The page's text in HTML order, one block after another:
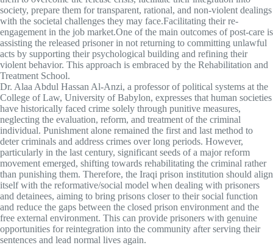
society, prepare them for transparent, rational, and non-violent dealings
with the societal challenges they may face.Facilitating their re-
engagement in the job market.One of the main outcomes of post-care is
assisting the released prisoner in not returning to committing unlawful
acts by supporting their psychological building and refining their
violent behavior. This approach is embraced by the Rehabilitation and
Treatment School.
Dr. Alaa Abdul Hassan Al-Anzi, a professor of political systems at the
College of Law, University of Babylon, expresses that human societies
have historically faced crime solely through punitive measures,
neglecting the evaluation, reform, and treatment of the criminal
individual. Punishment alone remained the first and last method to
deter criminals and address crimes over long periods. However,
particularly in the last century, significant seeds of a major reform
movement emerged, shifting towards rehabilitating the criminal rather
than punishing them. Therefore, the Iraqi prison institution should align
itself with the reformative/social model when dealing with prisoners
and detainees, aiming to bring prisons closer to their social function
and reduce the gaps between the closed prison environment and the
free external environment. This can provide prisoners with genuine
opportunities for reintegration into the community after serving their
sentences and lead normal lives again.